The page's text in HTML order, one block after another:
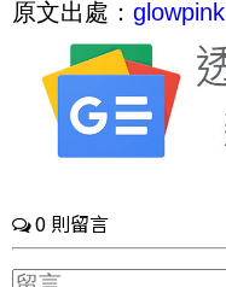
原文出處： glowpink